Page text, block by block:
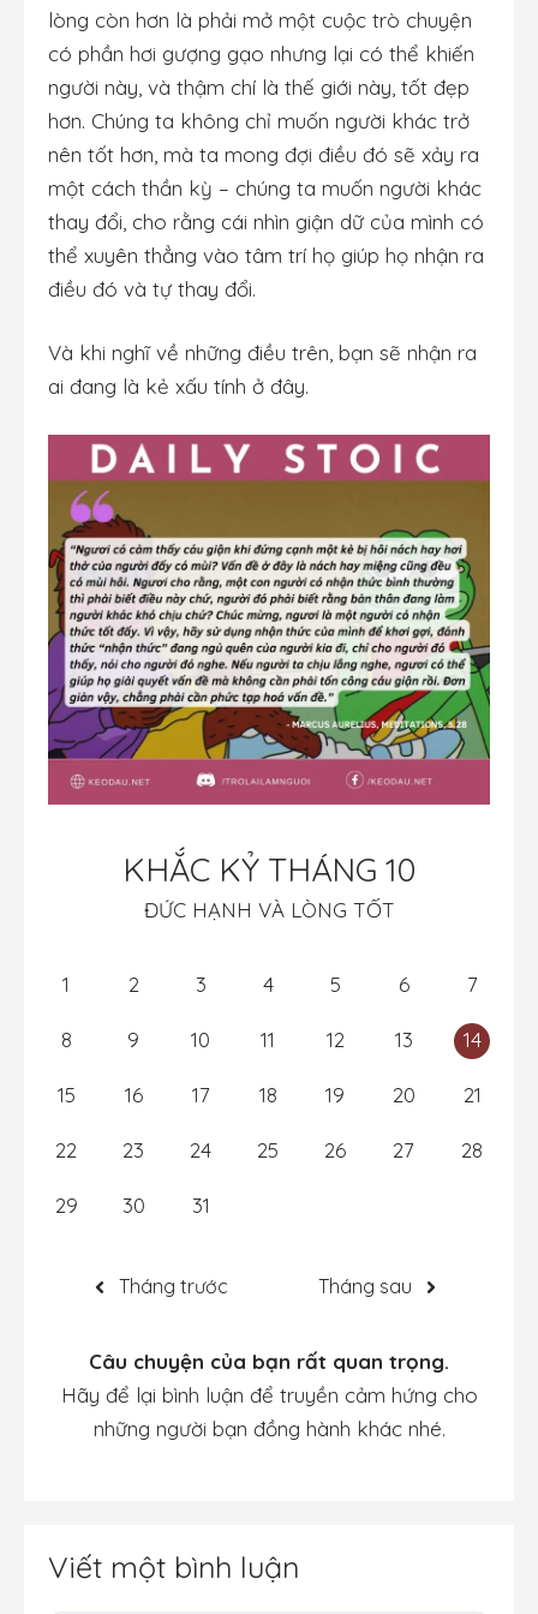
lòng còn hơn là phải mở một cuộc trò chuyện
có phần hơi gượng gạo nhưng lại có thể khiến
người này, và thậm chí là thế giới này, tốt đẹp
hơn. Chúng ta không chỉ muốn người khác trở
nên tốt hơn, mà ta mong đợi điều đó sẽ xảy ra
một cách thần kỳ – chúng ta muốn người khác
thay đổi, cho rằng cái nhìn giận dữ của mình có
thể xuyên thẳng vào tâm trí họ giúp họ nhận ra
điều đó và tự thay đổi.
Và khi nghĩ về những điều trên, bạn sẽ nhận ra
ai đang là kẻ xấu tính ở đây.
KHẮC KỶ THÁNG 10
ĐỨC HẠNH VÀ LÒNG TỐT
1 2 3 4 5 6 7
8 9 10 11 12 13 14
15 16 17 18 19 20 21
22 23 24 25 26 27 28
29 30 31
Tháng trước Tháng sau
Câu chuyện của bạn rất quan trọng.
Hãy để lại bình luận để truyền cảm hứng cho
những người bạn đồng hành khác nhé.
Viết một bình luận